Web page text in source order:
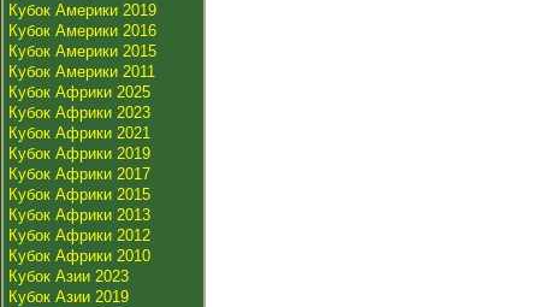
Кубок Америки 2019
Кубок Америки 2016
Кубок Америки 2015
Кубок Америки 2011
Кубок Африки 2025
Кубок Африки 2023
Кубок Африки 2021
Кубок Африки 2019
Кубок Африки 2017
Кубок Африки 2015
Кубок Африки 2013
Кубок Африки 2012
Кубок Африки 2010
Кубок Азии 2023
Кубок Азии 2019